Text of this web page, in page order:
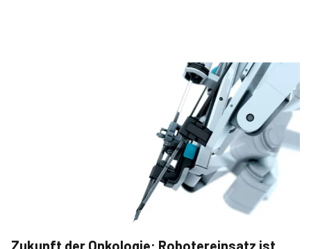
Zukunft der Onkologie: Robotereinsatz ist